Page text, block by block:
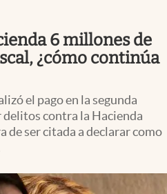
6 millones de
¿cómo continúa
el pago en la segunda
contra la Hacienda
de ser citada a declarar como